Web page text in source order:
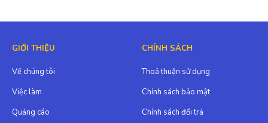
GIỚI THIỆU
Về chúng tôi
Việc làm
Quảng cáo
CHÍNH SÁCH
Thoả thuận sử dụng
Chính sách bảo mật
Chính sách đổi trả